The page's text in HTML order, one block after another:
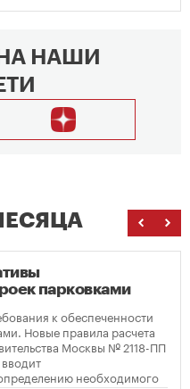
НАШИ
парковками
к обеспеченности
Новые правила расчета
Москвы № 2118-ПП
необходимого